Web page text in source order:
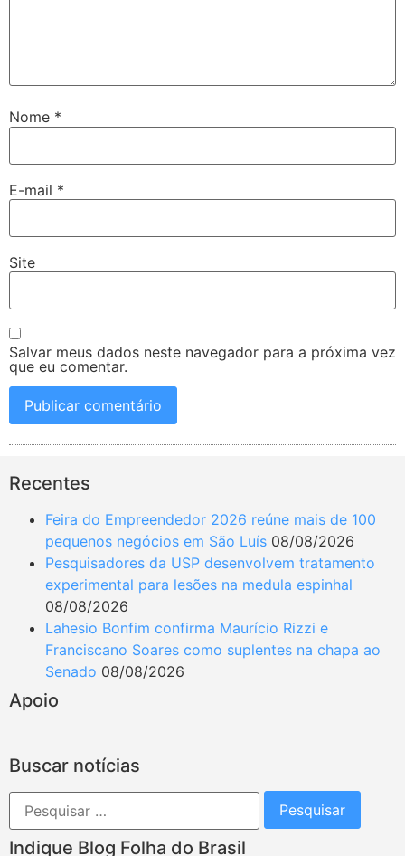
Nome *
E-mail *
Site
Salvar meus dados neste navegador para a próxima vez
que eu comentar.
Recentes
Feira do Empreendedor 2026 reúne mais de 100
pequenos negócios em São Luís 08/08/2026
Pesquisadores da USP desenvolvem tratamento
experimental para lesões na medula espinhal
08/08/2026
Lahesio Bonfim confirma Maurício Rizzi e
Franciscano Soares como suplentes na chapa ao
Senado 08/08/2026
Apoio
Buscar notícias
Indique Blog Folha do Brasil